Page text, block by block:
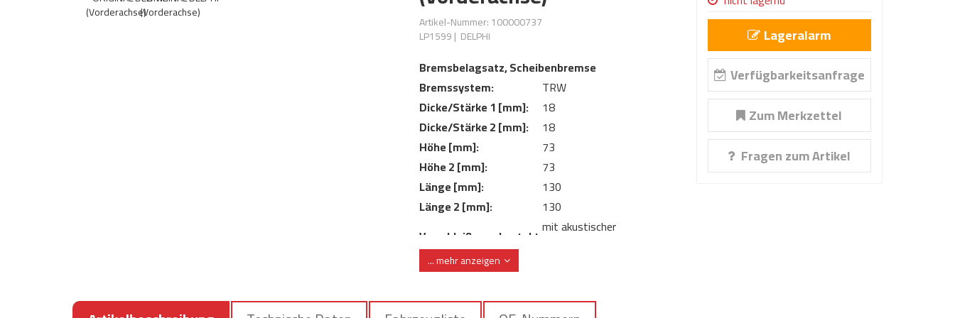
Artikel-Nummer: 100000737
LP1599| DELPHI
Bremsbelagsatz, Scheibenbremse
Bremssystem:
TRW
Dicke/Stärke 1 [mm]:
18
Dicke/Stärke 2 [mm]:
18
Höhe [mm]:
73
Höhe 2 [mm]:
73
Länge [mm]:
130
Länge 2 [mm]:
130
Verschleißwarnkontakt: mit akustischer
Verschleißwarnkontakt:
WVA-Nummer:
23081 23082 23083
... mehr anzeigen
Lageralarm
Verfügbarkeitsanfrage
Zum Merkzettel
Fragen zum Artikel